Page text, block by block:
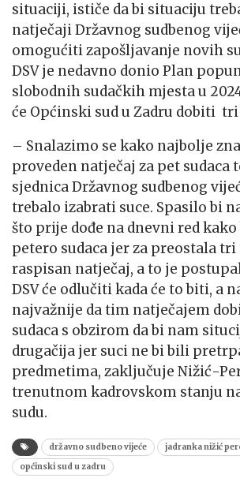
situaciji, ističe da bi situaciju
natječaji Državnog sudbenog
omogućiti zapošljavanje novih
DSV je nedavno donio Plan
slobodnih sudačkih mjesta u
će Općinski sud u Zadru dobiti tri
– Snalazimo se kako najbolje
proveden natječaj za pet sudaca
sjednica Državnog sudbenog
trebalo izabrati suce. Spasilo bi
što prije dođe na dnevni red kako
petero sudaca jer za preostala
raspisan natječaj, a to je
DSV će odlučiti kada će to biti, a
najvažnije da tim natječajem
sudaca s obzirom da bi nam
drugačija jer suci ne bi bili
predmetima, zaključuje Nižić-
trenutnom kadrovskom stanju
sudu.
državno sudbeno vijeće
jadranka nižić
općinski sud u zadru